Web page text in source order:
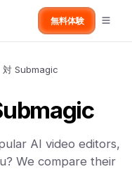
無料体験
Submagic
AI video editors,
We compare their